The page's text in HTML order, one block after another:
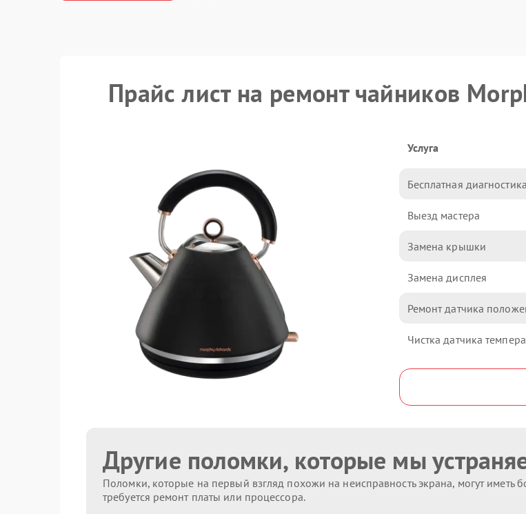
Прайс лист на ремонт чайников
Услуга
Бесплатная диагностика
Выезд мастера
Замена крышки
Замена дисплея
Ремонт датчика
Чистка датчика
Другие поломки, которые мы
Поломки, которые на первый взгляд похожи на неисправность экрана, могут
требуется ремонт платы или процессора.